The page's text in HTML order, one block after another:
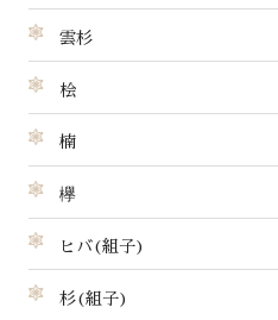
雲杉
桧
楠
欅
ヒバ(組子)
杉(組子)